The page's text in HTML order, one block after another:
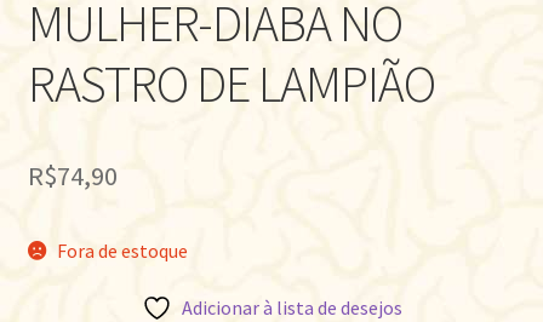
MULHER-DIABA NO
RASTRO DE LAMPIÃO
R$74,90
Fora de estoque
Adicionar à lista de desejos